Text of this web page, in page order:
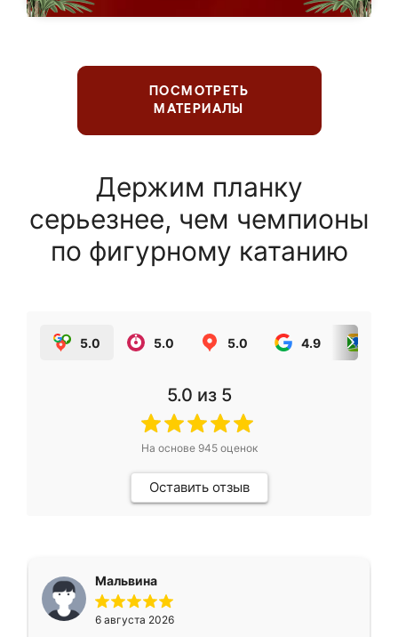
ПОСМОТРЕТЬ
МАТЕРИАЛЫ
Держим планку
серьезнее, чем чемпионы
по фигурному катанию
5.0 5.0 5.0 4.9
5.0 из 5
На основе 945оценок
Оставить отзыв
Мальвина
6 августа 2026